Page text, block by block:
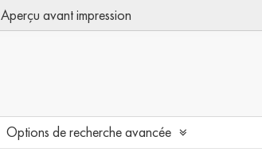
Aperçu avant impression
Options de recherche avancée